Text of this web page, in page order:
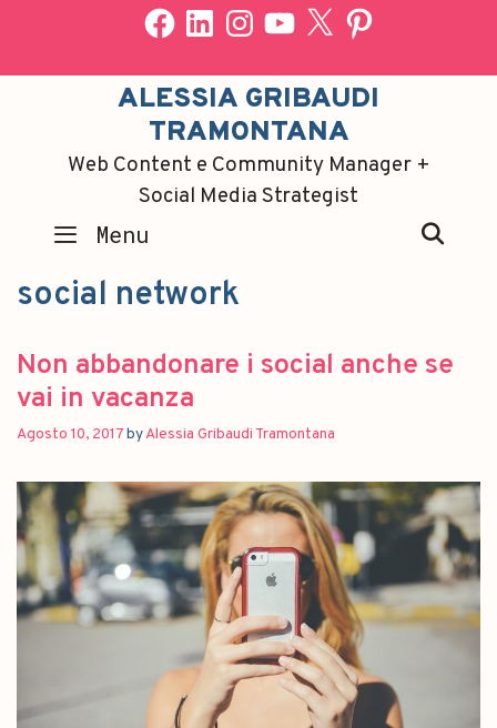
ALESSIA GRIBAUDI
TRAMONTANA
Web Content e Community Manager +
Social Media Strategist
Menu
social network
Non abbandonare i social anche se
vai in vacanza
Agosto 10, 2017byAlessia Gribaudi Tramontana